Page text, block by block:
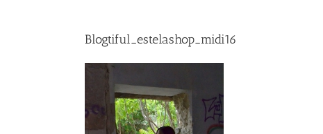
Blogtiful_estelashop_midi16